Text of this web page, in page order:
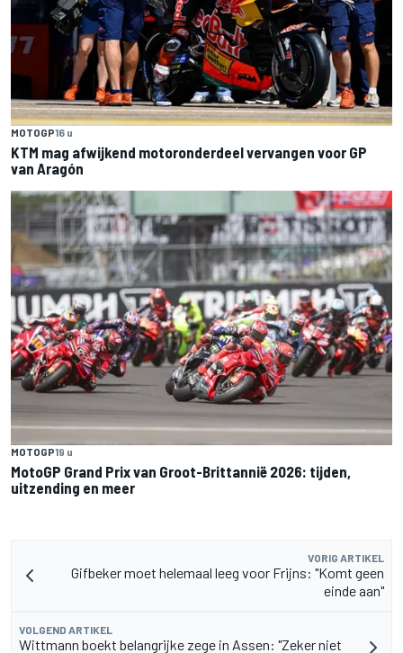
MOTOGP16 u
KTM mag afwijkend motoronderdeel vervangen voor GP
van Aragón
MOTOGP19 u
MotoGP Grand Prix van Groot-Brittannië 2026: tijden,
uitzending en meer
VORIG ARTIKEL
Gifbeker moet helemaal leeg voor Frijns: "Komt geen
einde aan"
VOLGEND ARTIKEL
Wittmann boekt belangrijke zege in Assen: "Zeker niet